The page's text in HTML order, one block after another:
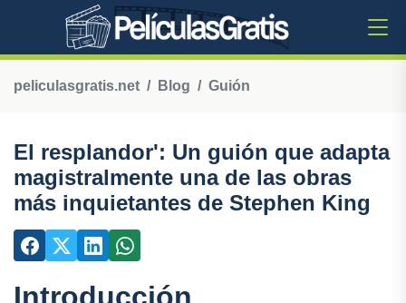
peliculasgratis.net Blog Guión
El resplandor': Un guión que adapta
magistralmente una de las obras
más inquietantes de Stephen King